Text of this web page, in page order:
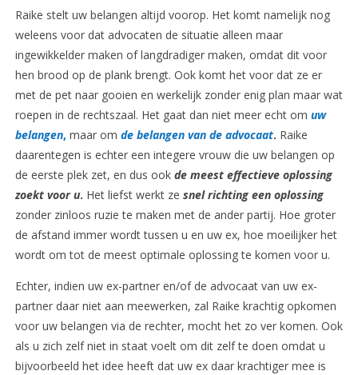
Raike stelt uw belangen altijd voorop. Het komt namelijk nog
weleens voor dat advocaten de situatie alleen maar
ingewikkelder maken of langdradiger maken, omdat dit voor
hen brood op de plank brengt. Ook komt het voor dat ze er
met de pet naar gooien en werkelijk zonder enig plan maar wat
roepen in de rechtszaal. Het gaat dan niet meer echt om uw
belangen, maar om de belangen van de advocaat. Raike
daarentegen is echter een integere vrouw die uw belangen op
de eerste plek zet, en dus ook de meest effectieve oplossing
zoekt voor u. Het liefst werkt ze snel richting een oplossing
zonder zinloos ruzie te maken met de ander partij. Hoe groter
de afstand immer wordt tussen u en uw ex, hoe moeilijker het
wordt om tot de meest optimale oplossing te komen voor u.
Echter, indien uw ex-partner en/of de advocaat van uw ex-
partner daar niet aan meewerken, zal Raike krachtig opkomen
voor uw belangen via de rechter, mocht het zo ver komen. Ook
als u zich zelf niet in staat voelt om dit zelf te doen omdat u
bijvoorbeeld het idee heeft dat uw ex daar krachtiger mee is